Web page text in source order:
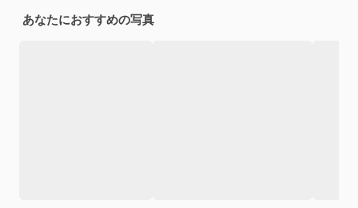
あなたにおすすめの写真